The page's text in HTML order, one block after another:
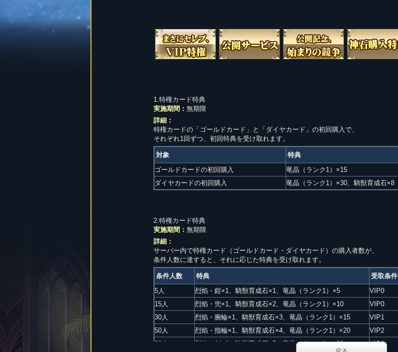
1.特権カード特典
実施期間： 無期限
詳細：
特権カードの「ゴールドカード」と「ダイヤカード」の初回購入で、
それぞれ1回ずつ、初回特典を受け取れます。
対象
特典
ゴールドカードの初回購入
竜晶（ランク1）×15
ダイヤカードの初回購入
竜晶（ランク1）×30、騎獣育成石×8
2.特権カード特典
実施期間： 無期限
詳細：
サーバー内で特権カード（ゴールドカード・ダイヤカード）の購入者数が、
条件人数に達すると、それに応じた特典を受け取れます。
条件人数 特典
受取条件
5人
烈焰・鎧×1、騎獣育成石×1、竜晶（ランク1）×5
VIP0
15人
烈焰・兜×1、騎獣育成石×2、竜晶（ランク1）×10
VIP0
30人
烈焰・腕輪×1、騎獣育成石×3、竜晶（ランク1）×15
VIP1
50人
烈焰・指輪×1、騎獣育成石×4、竜晶（ランク1）×20
VIP2
80人
烈焰・剣×1、騎獣育成石×5、竜晶（ランク1）×30
VIP3